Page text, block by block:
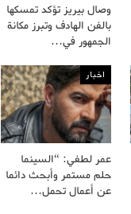
وصال بيريز تؤكد تمسكها
بالفن الهادف وتبرز مكانة
الجمهور في…
اخبار
عمر لطفي: “السينما
حلم مستمر وأبحث دائما
عن أعمال تحمل…